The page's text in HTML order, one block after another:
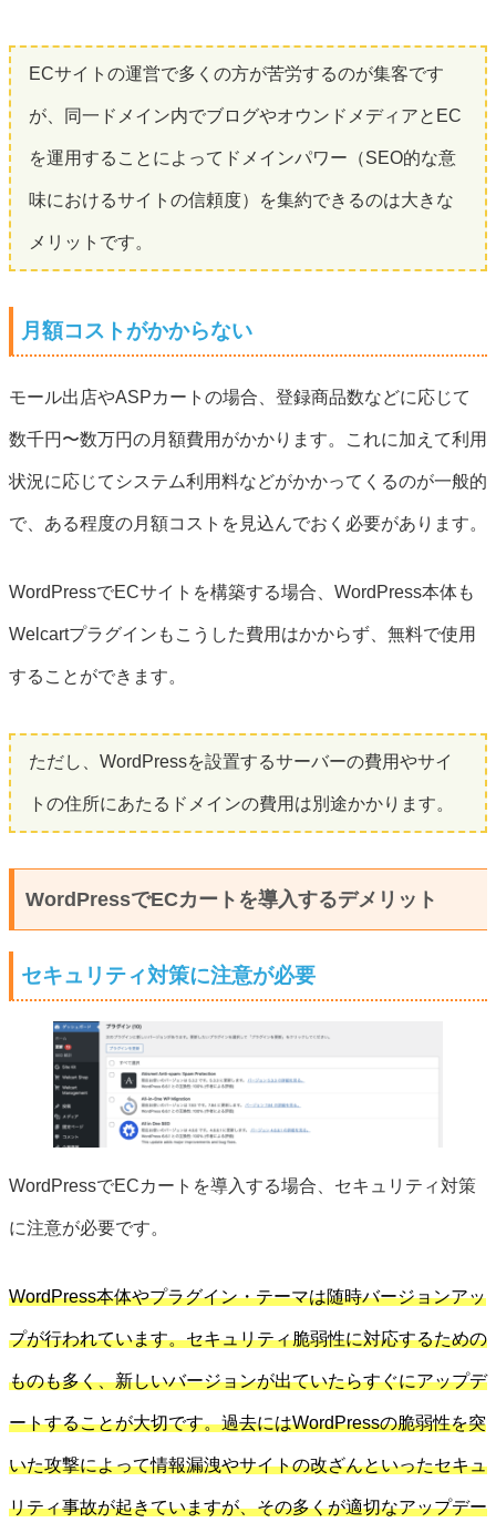
ECサイトの運営で多くの方が苦労するのが集客です
が、同一ドメイン内でブログやオウンドメディアとEC
を運用することによってドメインパワー（SEO的な意
味におけるサイトの信頼度）を集約できるのは大きな
メリットです。
月額コストがかからない
モール出店やASPカートの場合、登録商品数などに応じて
数千円〜数万円の月額費用がかかります。これに加えて利用
状況に応じてシステム利用料などがかかってくるのが一般的
で、ある程度の月額コストを見込んでおく必要があります。
WordPressでECサイトを構築する場合、WordPress本体も
Welcartプラグインもこうした費用はかからず、無料で使用
することができます。
ただし、WordPressを設置するサーバーの費用やサイ
トの住所にあたるドメインの費用は別途かかります。
WordPressでECカートを導入するデメリット
セキュリティ対策に注意が必要
WordPressでECカートを導入する場合、セキュリティ対策
に注意が必要です。
WordPress本体やプラグイン・テーマは随時バージョンアッ
プが行われています。セキュリティ脆弱性に対応するための
ものも多く、新しいバージョンが出ていたらすぐにアップデ
ートすることが大切です。過去にはWordPressの脆弱性を突
いた攻撃によって情報漏洩やサイトの改ざんといったセキュ
リティ事故が起きていますが、その多くが適切なアップデー